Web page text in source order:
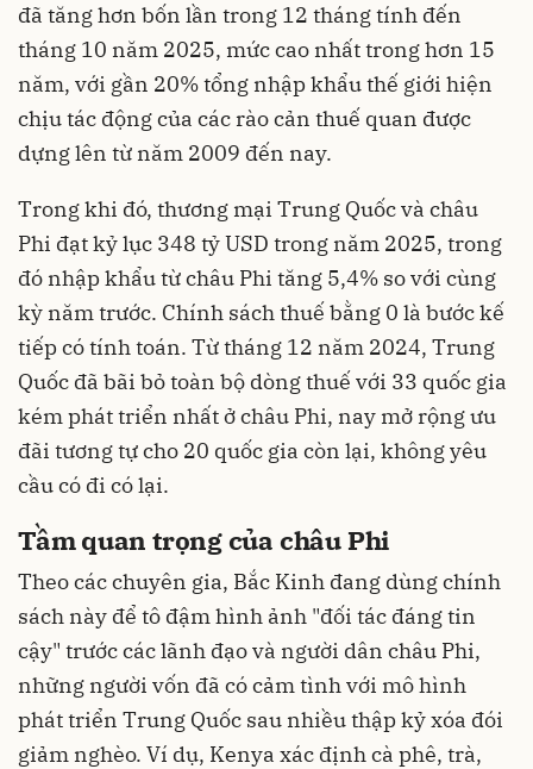
đã tăng hơn bốn lần trong 12 tháng tính đến
tháng 10 năm 2025, mức cao nhất trong hơn 15
năm, với gần 20% tổng nhập khẩu thế giới hiện
chịu tác động của các rào cản thuế quan được
dựng lên từ năm 2009 đến nay.
Trong khi đó, thương mại Trung Quốc và châu
Phi đạt kỷ lục 348 tỷ USD trong năm 2025, trong
đó nhập khẩu từ châu Phi tăng 5,4% so với cùng
kỳ năm trước. Chính sách thuế bằng 0 là bước kế
tiếp có tính toán. Từ tháng 12 năm 2024, Trung
Quốc đã bãi bỏ toàn bộ dòng thuế với 33 quốc gia
kém phát triển nhất ở châu Phi, nay mở rộng ưu
đãi tương tự cho 20 quốc gia còn lại, không yêu
cầu có đi có lại.
Tầm quan trọng của châu Phi
Theo các chuyên gia, Bắc Kinh đang dùng chính
sách này để tô đậm hình ảnh "đối tác đáng tin
cậy" trước các lãnh đạo và người dân châu Phi,
những người vốn đã có cảm tình với mô hình
phát triển Trung Quốc sau nhiều thập kỷ xóa đói
giảm nghèo. Ví dụ, Kenya xác định cà phê, trà,